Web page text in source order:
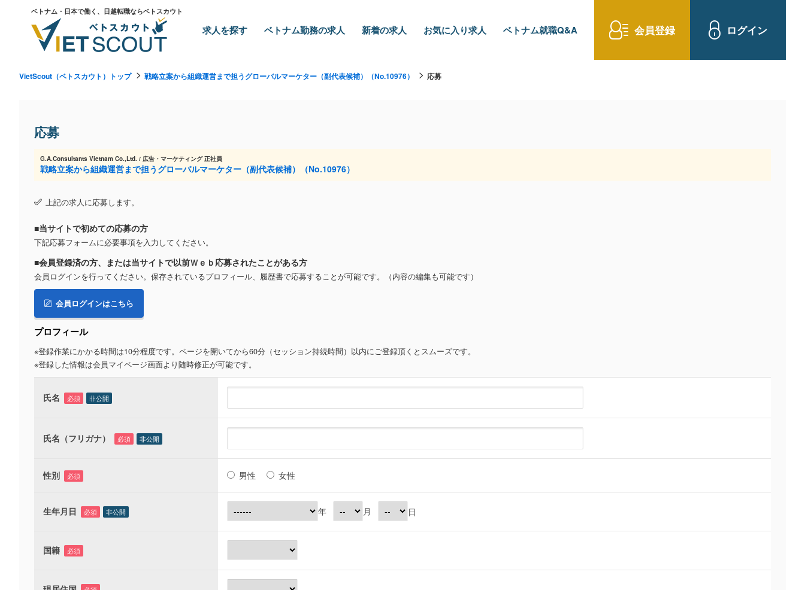
ベトナム・日本で働く、日越転職ならベトスカウト
求人を探す ベトナム勤務の求人 新着の求人 お気に入り求人 ベトナム就職Q&A 会員登録 ログイン
VietScout（ベトスカウト）トップ 戦略立案から組織運営まで担うグローバルマーケター（副代表候補）（No.10976） 応募
応募
G.A.Consultants Vietnam Co.,Ltd. / 広告・マーケティング 正社員
戦略立案から組織運営まで担うグローバルマーケター（副代表候補）（No.10976）
上記の求人に応募します。
■当サイトで初めての応募の方
下記応募フォームに必要事項を入力してください。
■会員登録済の方、または当サイトで以前Ｗｅｂ応募されたことがある方
会員ログインを行ってください。保存されているプロフィール、履歴書で応募することが可能です。（内容の編集も可能です）
会員ログインはこちら
プロフィール
※登録作業にかかる時間は10分程度です。ページを開いてから60分（セッション持続時間）以内にご登録頂くとスムーズです。
※登録した情報は会員マイページ画面より随時修正が可能です。
氏名 必須 非公開
氏名（フリガナ） 必須 非公開
性別 必須 男性 女性
生年月日 必須 非公開 年 月 日
国籍 必須